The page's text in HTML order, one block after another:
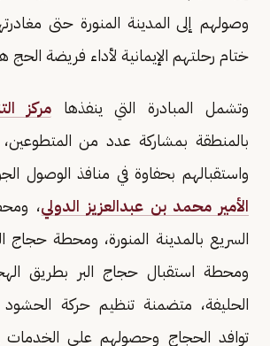
وصولهم إلى المدينة المنورة حتى
ختام رحلتهم الإيمانية لأداء فريضة الحج
وتشمل المبادرة التي ينفذهامركز
بالمنطقة بمشاركة عدد من المتطوعين،
واستقبالهم بحفاوة في منافذ الوصول
الأمير محمد بن عبدالعزيز الدولي،
السريع بالمدينة المنورة، ومحطة حجاج
ومحطة استقبال حجاج البر بطريق
الحليفة، متضمنة تنظيم حركة
توافد الحجاج وحصولهم على الخدمات